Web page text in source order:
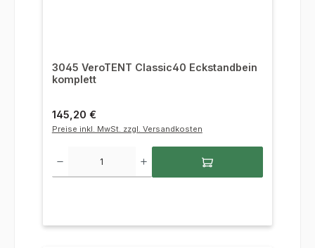
3045 VeroTENT Classic40 Eckstandbein
komplett
Regulärer Preis:
145,20 €
Preise inkl. MwSt. zzgl. Versandkosten